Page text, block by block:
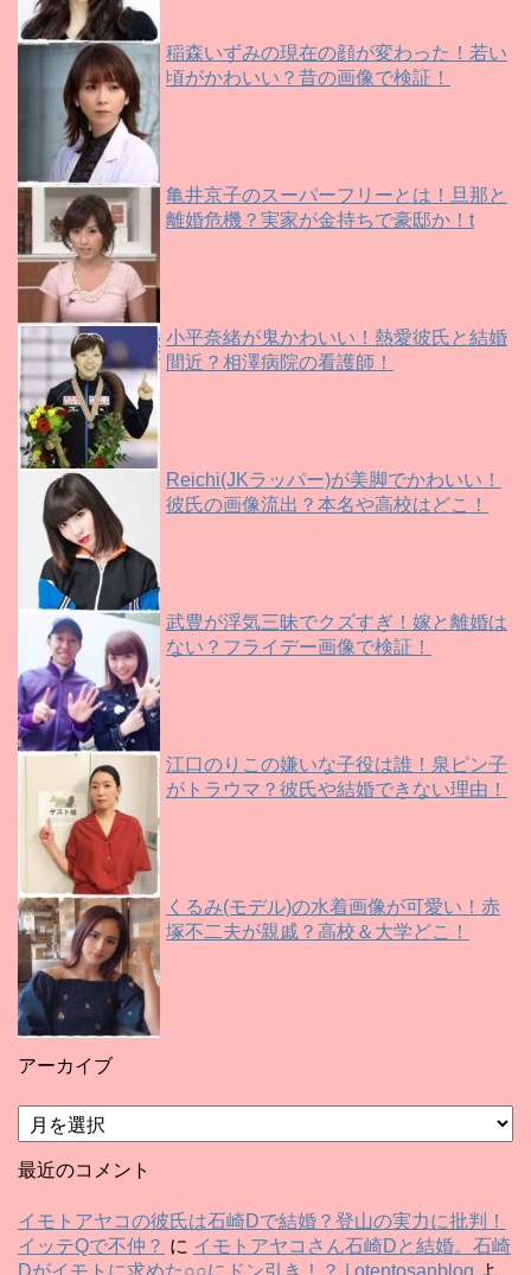
稲森いずみの現在の顔が変わった！若い
頃がかわいい？昔の画像で検証！
亀井京子のスーパーフリーとは！旦那と
離婚危機？実家が金持ちで豪邸か！t
小平奈緒が鬼かわいい！熱愛彼氏と結婚
間近？相澤病院の看護師！
Reichi(JKラッパー)が美脚でかわいい！
彼氏の画像流出？本名や高校はどこ！
武豊が浮気三昧でクズすぎ！嫁と離婚は
ない？フライデー画像で検証！
江口のりこの嫌いな子役は誰！泉ピン子
がトラウマ？彼氏や結婚できない理由！
くるみ(モデル)の水着画像が可愛い！赤
塚不二夫が親戚？高校＆大学どこ！
アーカイブ
ア
ー
カ
ブ
最近のコメント
イモトアヤコの彼氏は石崎Dで結婚？登山の実力に批判！
イッテQで不仲？ に イモトアヤコさん石崎Dと結婚。石崎
Dがイモトに求めた○○にドン引き！？ | otentosanblog よ